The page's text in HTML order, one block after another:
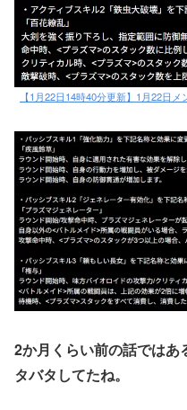
【1月22日14時40分更新】1月22日
2か月くらい前の話ではあ
タバタしてたね。